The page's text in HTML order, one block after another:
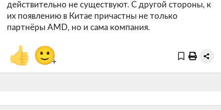
действительно не существуют. С другой стороны, к
их появлению в Китае причастны не только
партнёры AMD, но и сама компания.
👍 🙂+